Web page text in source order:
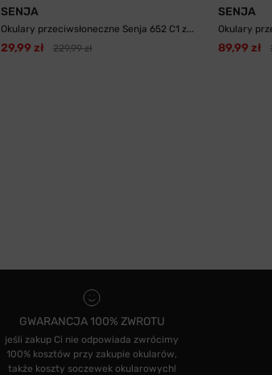
SENJA
Okulary przeciwsłoneczne Senja 652 C1 z...
29,99 zł 229,99 zł
SENJA
Okulary
89,99 zł
GWARANCJA 100% ZWROTU
jeśli zakup Ci nie odpowiada zwrócimy
100% kosztów przy zakupie okularów,
także koszty soczewek okularowych!